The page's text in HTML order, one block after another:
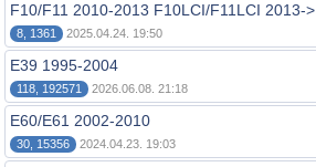
F10/F11 2010-2013 F10LCI/F11LCI 2013->
8, 1361 2025.04.24. 19:50
E39 1995-2004
118, 192571 2026.06.08. 21:18
E60/E61 2002-2010
30, 15356 2024.04.23. 19:03